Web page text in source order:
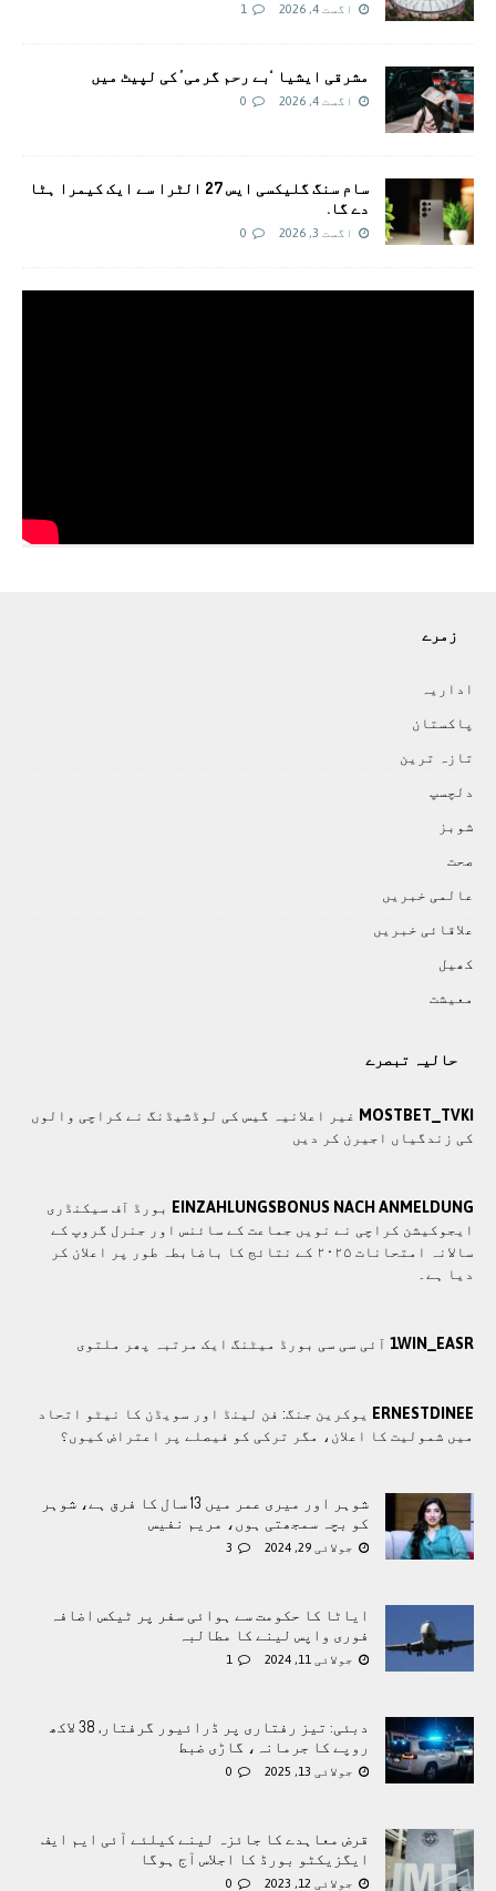
اگست 4, 2026 1
مشرقی ایشیا ‘بے رحم گرمی’ کی لپیٹ میں
اگست 4, 2026 0
سام سنگ گلیکسی ایس 27 الٹرا سے ایک کیمرا ہٹا
دے گا.
اگست 3, 2026 0
زمرے
اداريہ
پاکستان
تازہ ترين
دلچسپ
شوبز
صحت
عالمی خبريں
علاقائی خبريں
کھيل
معيشت
حالیہ تبصرے
MOSTBET_TVKI غیر اعلانیہ گیس کی لوڈشیڈنگ نے کراچی والوں
کی زندگیاں اجیرن کر دیں
EINZAHLUNGSBONUS NACH ANMELDUNG بورڈ آف سیکنڈری
ایجوکیشن کراچی نے نویں جماعت کے سائنس اور جنرل گروپ کے
سالانہ امتحانات ۲۰۲۵ کے نتائج کا باضابطہ طور پر اعلان کر
دیا ہے۔
1WIN_EASR آئی سی سی بورڈ میٹنگ ایک مرتبہ پھر ملتوی
ERNESTDINEE یوکرین جنگ: فن لینڈ اور سویڈن کا نیٹو اتحاد
میں شمولیت کا اعلان، مگر ترکی کو فیصلے پر اعتراض کیوں؟
شوہر اور میری عمر میں 13 سال کا فرق ہے، شوہر
کو بچہ سمجھتی ہوں، مریم نفیس
جولائی 29, 2024 3
ایاٹا کا حکومت سے ہوائی سفر پر ٹیکس اضافہ
فوری واپس لینے کا مطالبہ
جولائی 11, 2024 1
دبئی: تیز رفتاری پر ڈرائیور گرفتار, 38 لاکھ
روپے کا جرمانہ، گاڑی ضبط
جولائی 13, 2025 0
قرض معاہدے کا جائزہ لینے کیلئے آئی ایم ایف
ایگزیکٹو بورڈ کا اجلاس آج ہوگا
جولائی 12, 2023 0